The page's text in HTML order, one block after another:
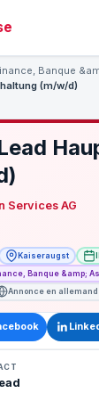
Banque
(m/w/d)
Services AG
Kaiseraugst
Banque &amp;
Annonce en